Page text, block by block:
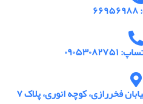
فخررازی، کوچه انوری، پلاک ۷